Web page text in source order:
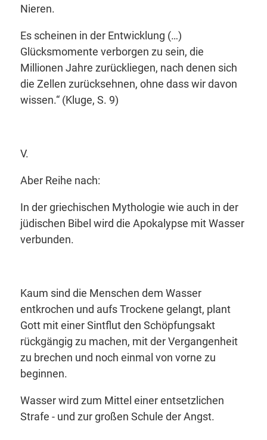
Nieren.
Es scheinen in der Entwicklung (…)
Glücksmomente verborgen zu sein, die
Millionen Jahre zurückliegen, nach denen sich
die Zellen zurücksehnen, ohne dass wir davon
wissen.“ (Kluge, S. 9)
V.
Aber Reihe nach:
In der griechischen Mythologie wie auch in der
jüdischen Bibel wird die Apokalypse mit Wasser
verbunden.
Kaum sind die Menschen dem Wasser
entkrochen und aufs Trockene gelangt, plant
Gott mit einer Sintflut den Schöpfungsakt
rückgängig zu machen, mit der Vergangenheit
zu brechen und noch einmal von vorne zu
beginnen.
Wasser wird zum Mittel einer entsetzlichen
Strafe - und zur großen Schule der Angst.